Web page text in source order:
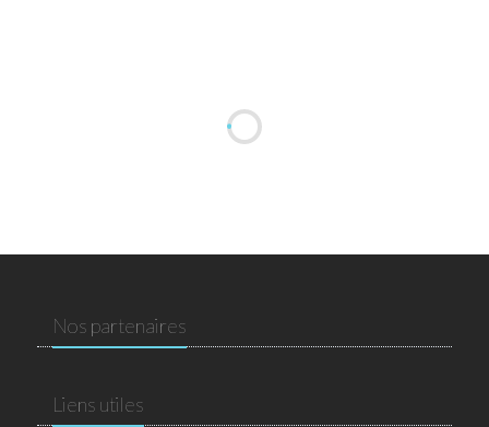
Nos partenaires
Liens utiles